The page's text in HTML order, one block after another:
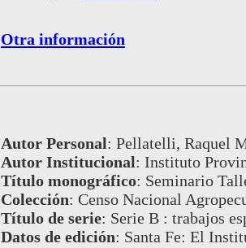
Otra información
Autor Personal: Pellatelli, Raquel
Autor Institucional: Instituto
Título monográfico: Seminario
Colección: Censo Nacional
Título de serie: Serie B : trabajos
Datos de edición: Santa Fe: El